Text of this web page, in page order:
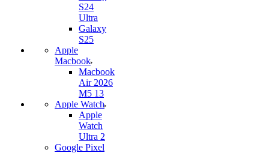
S24
Ultra
Galaxy
S25
Apple
Macbook
Macbook
Air 2026
M5 13
Apple Watch
Apple
Watch
Ultra 2
Google Pixel